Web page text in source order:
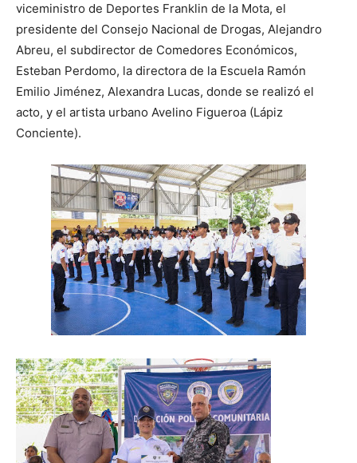
viceministro de Deportes Franklin de la Mota, el
presidente del Consejo Nacional de Drogas, Alejandro
Abreu, el subdirector de Comedores Económicos,
Esteban Perdomo, la directora de la Escuela Ramón
Emilio Jiménez, Alexandra Lucas, donde se realizó el
acto, y el artista urbano Avelino Figueroa (Lápiz
Conciente).